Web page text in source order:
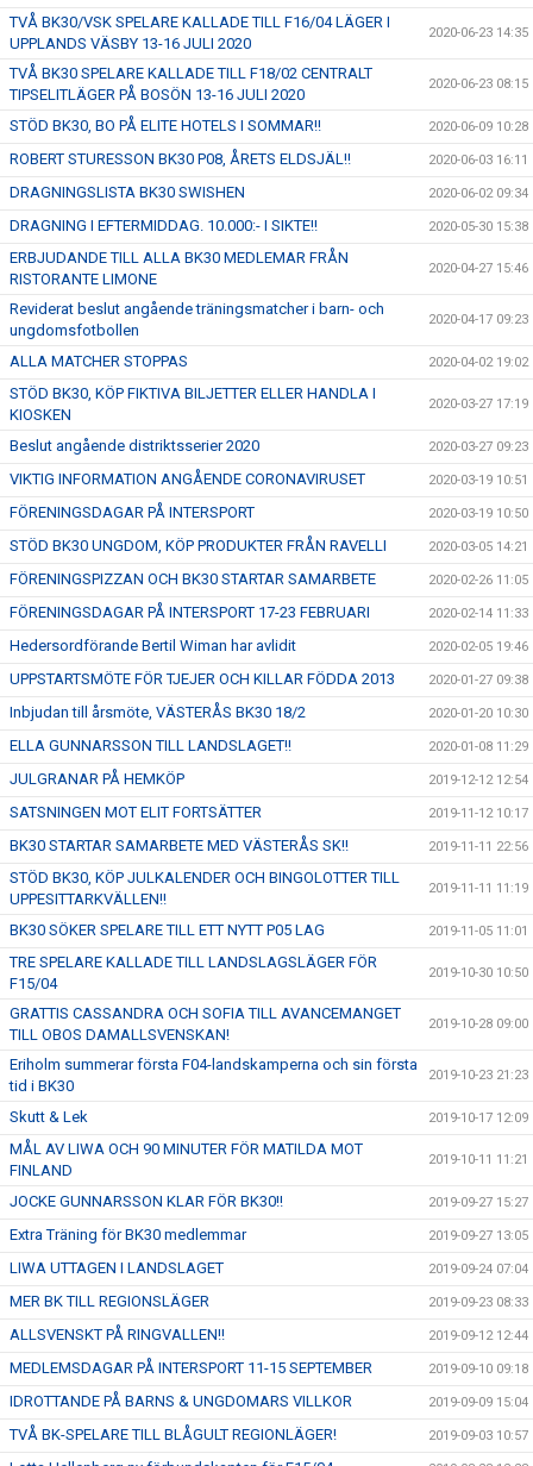
TVÅ BK30/VSK SPELARE KALLADE TILL F16/04 LÄGER I
UPPLANDS VÄSBY 13-16 JULI 2020
2020-06-23 14:35
TVÅ BK30 SPELARE KALLADE TILL F18/02 CENTRALT
TIPSELITLÄGER PÅ BOSÖN 13-16 JULI 2020
2020-06-23 08:15
STÖD BK30, BO PÅ ELITE HOTELS I SOMMAR!! 2020-06-09 10:28
ROBERT STURESSON BK30 P08, ÅRETS ELDSJÄL!! 2020-06-03 16:11
DRAGNINGSLISTA BK30 SWISHEN 2020-06-02 09:34
DRAGNING I EFTERMIDDAG. 10.000:- I SIKTE!! 2020-05-30 15:38
ERBJUDANDE TILL ALLA BK30 MEDLEMAR FRÅN
RISTORANTE LIMONE
2020-04-27 15:46
Reviderat beslut angående träningsmatcher i barn- och
ungdomsfotbollen
2020-04-17 09:23
ALLA MATCHER STOPPAS 2020-04-02 19:02
STÖD BK30, KÖP FIKTIVA BILJETTER ELLER HANDLA I
KIOSKEN
2020-03-27 17:19
Beslut angående distriktsserier 2020 2020-03-27 09:23
VIKTIG INFORMATION ANGÅENDE CORONAVIRUSET 2020-03-19 10:51
FÖRENINGSDAGAR PÅ INTERSPORT 2020-03-19 10:50
STÖD BK30 UNGDOM, KÖP PRODUKTER FRÅN RAVELLI 2020-03-05 14:21
FÖRENINGSPIZZAN OCH BK30 STARTAR SAMARBETE 2020-02-26 11:05
FÖRENINGSDAGAR PÅ INTERSPORT 17-23 FEBRUARI 2020-02-14 11:33
Hedersordförande Bertil Wiman har avlidit 2020-02-05 19:46
UPPSTARTSMÖTE FÖR TJEJER OCH KILLAR FÖDDA 2013 2020-01-27 09:38
Inbjudan till årsmöte, VÄSTERÅS BK30 18/2 2020-01-20 10:30
ELLA GUNNARSSON TILL LANDSLAGET!! 2020-01-08 11:29
JULGRANAR PÅ HEMKÖP 2019-12-12 12:54
SATSNINGEN MOT ELIT FORTSÄTTER 2019-11-12 10:17
BK30 STARTAR SAMARBETE MED VÄSTERÅS SK!! 2019-11-11 22:56
STÖD BK30, KÖP JULKALENDER OCH BINGOLOTTER TILL
UPPESITTARKVÄLLEN!!
2019-11-11 11:19
BK30 SÖKER SPELARE TILL ETT NYTT P05 LAG 2019-11-05 11:01
TRE SPELARE KALLADE TILL LANDSLAGSLÄGER FÖR
F15/04
2019-10-30 10:50
GRATTIS CASSANDRA OCH SOFIA TILL AVANCEMANGET
TILL OBOS DAMALLSVENSKAN!
2019-10-28 09:00
Eriholm summerar första F04-landskamperna och sin första
tid i BK30
2019-10-23 21:23
Skutt & Lek 2019-10-17 12:09
MÅL AV LIWA OCH 90 MINUTER FÖR MATILDA MOT
FINLAND
2019-10-11 11:21
JOCKE GUNNARSSON KLAR FÖR BK30!! 2019-09-27 15:27
Extra Träning för BK30 medlemmar 2019-09-27 13:05
LIWA UTTAGEN I LANDSLAGET 2019-09-24 07:04
MER BK TILL REGIONSLÄGER 2019-09-23 08:33
ALLSVENSKT PÅ RINGVALLEN!! 2019-09-12 12:44
MEDLEMSDAGAR PÅ INTERSPORT 11-15 SEPTEMBER 2019-09-10 09:18
IDROTTANDE PÅ BARNS & UNGDOMARS VILLKOR 2019-09-09 15:04
TVÅ BK-SPELARE TILL BLÅGULT REGIONLÄGER! 2019-09-03 10:57